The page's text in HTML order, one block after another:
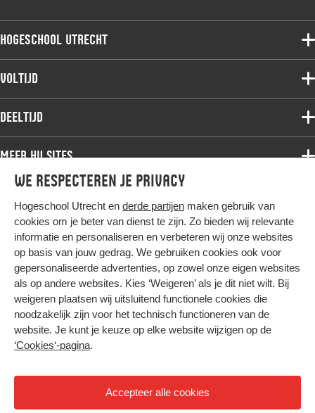
We respecteren je privacy
Hogeschool Utrecht en derde partijen maken gebruik van
cookies om je beter van dienst te zijn. Zo bieden wij relevante
informatie en personaliseren en verbeteren wij onze websites
op basis van jouw gedrag. We gebruiken cookies ook voor
gepersonaliseerde advertenties, op zowel onze eigen websites
als op andere websites. Kies ‘Weigeren’ als je dit niet wilt. Bij
weigeren plaatsen wij uitsluitend functionele cookies die
noodzakelijk zijn voor het technisch functioneren van de
website. Je kunt je keuze op elke website wijzigen op de
‘Cookies‘-pagina.
Accepteer alle cookies
Hogeschool Utrecht
Voltijdopleidingen
Onderzoek
Werken bij de HU
Contact
Voltijd
Associate degree
Master
Studiekeuze voltijd
Deeltijd
Associate degree
Bachelor
Master
Post-master
Studiekeuze deeltijd
Meer HU sites
HU International
HU Bibliotheek
HU Ontwikkelt
Duurzame HU
Intranet
Trajectum
Hier komt alles samen
Colofon
Privacy
Cookies
Nieuwsbrief